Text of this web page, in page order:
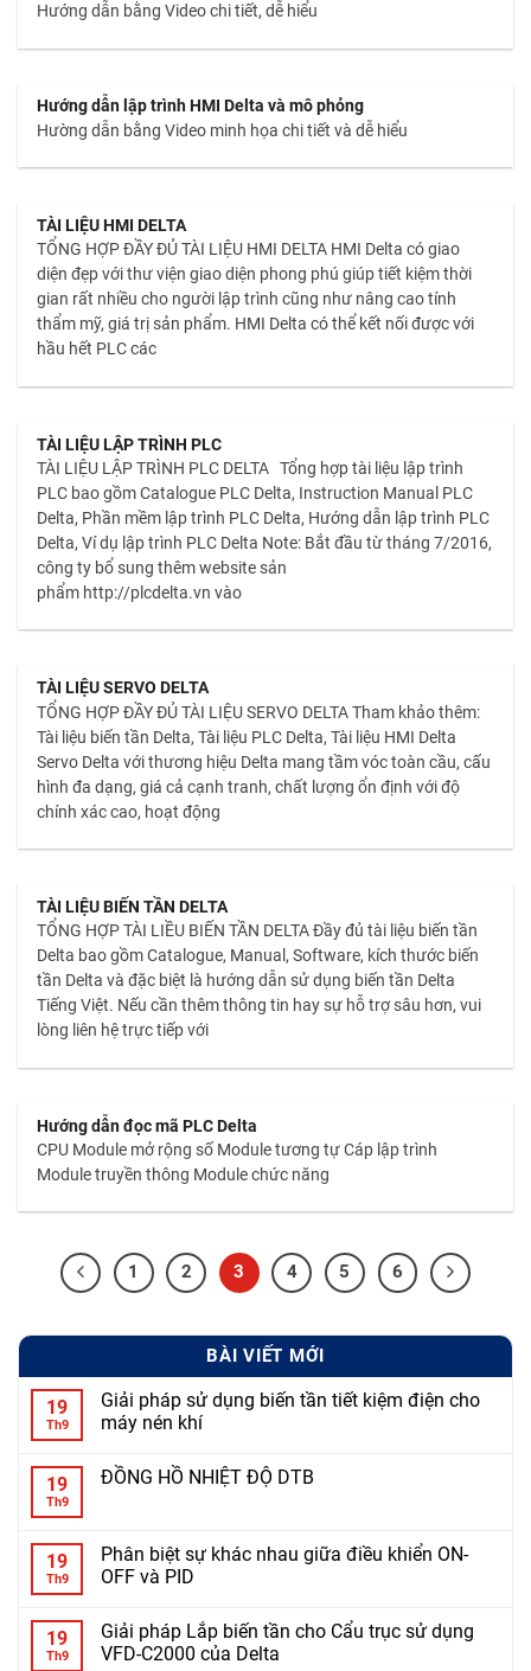
BÀI VIẾT MỚI
19
Th9
Giải pháp sử dụng biến tần tiết kiệm điện cho
máy nén khí
19
Th9
ĐỒNG HỒ NHIỆT ĐỘ DTB
19
Th9
Phân biệt sự khác nhau giữa điều khiển ON-
OFF và PID
19
Th9
Giải pháp Lắp biến tần cho Cẩu trục sử dụng
VFD-C2000 của Delta
Hướng dẫn bằng Video chi tiết, dễ hiểu
Hướng dẫn lập trình HMI Delta và mô phỏng
Hường dẫn bằng Video minh họa chi tiết và dễ hiểu
TÀI LIỆU HMI DELTA
TỔNG HỢP ĐẦY ĐỦ TÀI LIỆU HMI DELTA HMI Delta có giao
diện đẹp với thư viện giao diện phong phú giúp tiết kiệm thời
gian rất nhiều cho người lập trình cũng như nâng cao tính
thẩm mỹ, giá trị sản phẩm. HMI Delta có thể kết nối được với
hầu hết PLC các
TÀI LIỆU LẬP TRÌNH PLC
TÀI LIỆU LẬP TRÌNH PLC DELTA Tổng hợp tài liệu lập trình
PLC bao gồm Catalogue PLC Delta, Instruction Manual PLC
Delta, Phần mềm lập trình PLC Delta, Hướng dẫn lập trình PLC
Delta, Ví dụ lập trình PLC Delta Note: Bắt đầu từ tháng 7/2016,
công ty bổ sung thêm website sản
phẩm http://plcdelta.vn vào
TÀI LIỆU SERVO DELTA
TỔNG HỢP ĐẦY ĐỦ TÀI LIỆU SERVO DELTA Tham khảo thêm:
Tài liệu biến tần Delta, Tài liệu PLC Delta, Tài liệu HMI Delta
Servo Delta với thương hiệu Delta mang tầm vóc toàn cầu, cấu
hình đa dạng, giá cả cạnh tranh, chất lượng ổn định với độ
chính xác cao, hoạt động
TÀI LIỆU BIẾN TẦN DELTA
TỔNG HỢP TÀI LIỀU BIẾN TẦN DELTA Đầy đủ tài liệu biến tần
Delta bao gồm Catalogue, Manual, Software, kích thước biến
tần Delta và đặc biệt là hướng dẫn sử dụng biến tần Delta
Tiếng Việt. Nếu cần thêm thông tin hay sự hỗ trợ sâu hơn, vui
lòng liên hệ trực tiếp với
Hướng dẫn đọc mã PLC Delta
CPU Module mở rộng số Module tương tự Cáp lập trình
Module truyền thông Module chức năng
1 2 3 4 5 6